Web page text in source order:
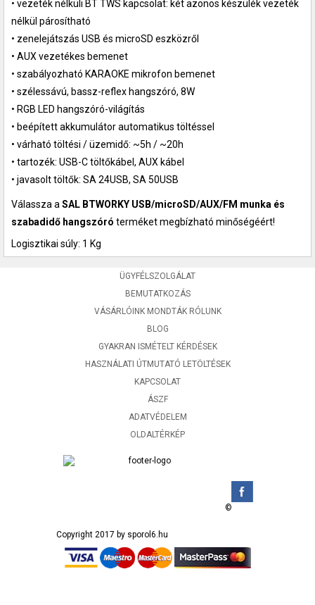
• vezeték nélküli BT TWS kapcsolat: két azonos készülék vezeték
nélkül párosítható
• zenelejátszás USB és microSD eszközről
• AUX vezetékes bemenet
• szabályozható KARAOKE mikrofon bemenet
• szélessávú, bassz-reflex hangszóró, 8W
• RGB LED hangszóró-világítás
• beépített akkumulátor automatikus töltéssel
• várható töltési / üzemidő: ~5h / ~20h
• tartozék: USB-C töltőkábel, AUX kábel
• javasolt töltők: SA 24USB, SA 50USB
Válassza a SAL BTWORKY USB/microSD/AUX/FM munka és
szabadidő hangszóró terméket megbízható minőségéért!
Logisztikai súly: 1 Kg
ÜGYFÉLSZOLGÁLAT
BEMUTATKOZÁS
VÁSÁRLÓINK MONDTÁK RÓLUNK
BLOG
GYAKRAN ISMÉTELT KÉRDÉSEK
HASZNÁLATI ÚTMUTATÓ LETÖLTÉSEK
KAPCSOLAT
ÁSZF
ADATVÉDELEM
OLDALTÉRKÉP
©
Copyright 2017 by sporol6.hu